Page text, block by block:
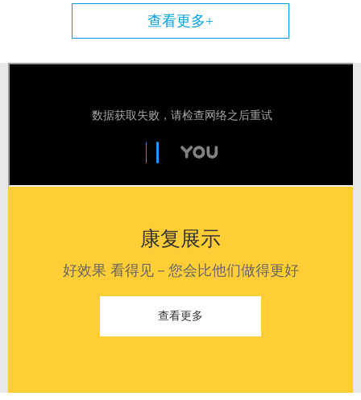
查看更多+
康复展示
好效果 看得见－您会比他们做得更好
查看更多